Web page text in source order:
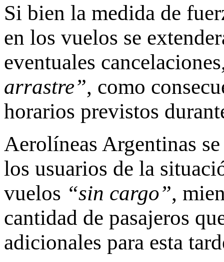
Si bien la medida de
en los vuelos se
eventuales
arrastre”, como
horarios previstos
Aerolíneas Argentinas
los usuarios de la
vuelos “sin cargo”,
cantidad de pasajeros
adicionales para esta